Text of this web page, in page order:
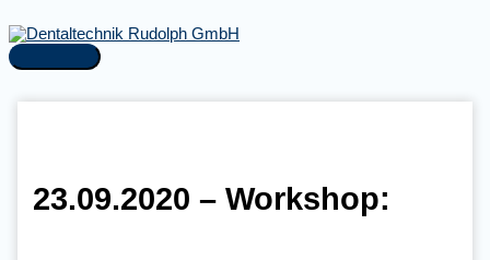
Inhalt
springen
Hauptmenü
23.09.2020 – Workshop: